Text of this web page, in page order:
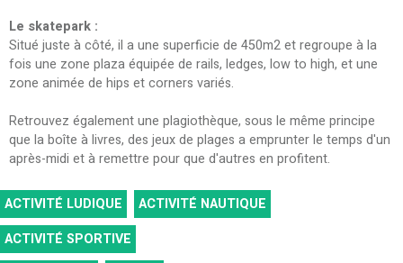
Le skatepark :
Situé juste à côté, il a une superficie de 450m2 et regroupe à la
fois une zone plaza équipée de rails, ledges, low to high, et une
zone animée de hips et corners variés.
Retrouvez également une plagiothèque, sous le même principe
que la boîte à livres, des jeux de plages a emprunter le temps d'un
après-midi et à remettre pour que d'autres en profitent.
ACTIVITÉ LUDIQUE
ACTIVITÉ NAUTIQUE
ACTIVITÉ SPORTIVE